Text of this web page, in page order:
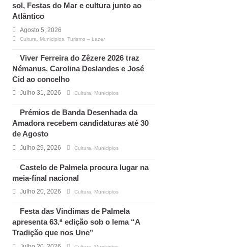
sol, Festas do Mar e cultura junto ao
Atlântico
Agosto 5, 2026
Cultura Municipios Turismo – Lazer
Viver Ferreira do Zêzere 2026 traz
Némanus, Carolina Deslandes e José
Cid ao concelho
Julho 31, 2026 Cultura Municipios
Prémios de Banda Desenhada da
Amadora recebem candidaturas até 30
de Agosto
Julho 29, 2026 Cultura Municipios
Castelo de Palmela procura lugar na
meia-final nacional
Julho 20, 2026 Cultura Municipios
Festa das Vindimas de Palmela
apresenta 63.ª edição sob o lema “A
Tradição que nos Une”